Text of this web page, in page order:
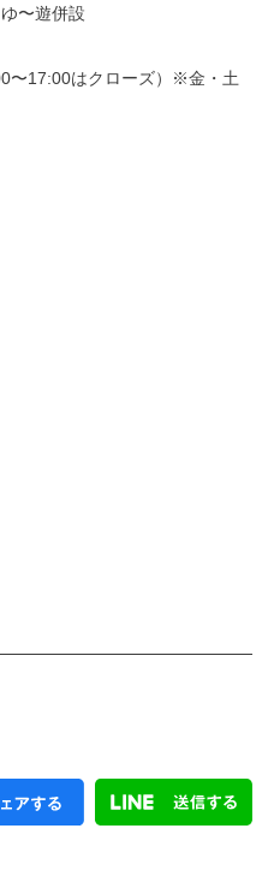
〜遊併設
〜17:00はクローズ）※金・土